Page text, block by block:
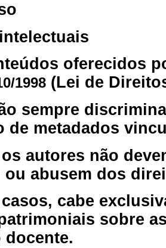
oferecidos
1998 (Lei de
sempre
de metadados
autores não
abusem dos
cabe
sobre
docente.